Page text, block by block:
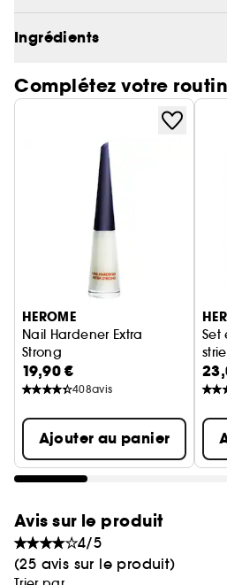
Ingrédients
Complétez votre
Ignorer le carrousel produits
HEROME
Nail Hardener Extra
Strong
Durcisseur Extra Fort pour ongles
19,90 €
408avis
Ajouter au panier
Set
Avis sur le produit
4/5
(25 avis sur le produit)